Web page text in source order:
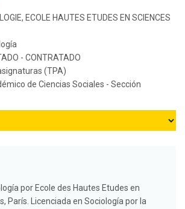
ECOLE HAUTES ETUDES EN SCIENCES
- CONTRATADO
(TPA)
de Ciencias Sociales - Sección
por Ecole des Hautes Etudes en
París. Licenciada en Sociología por la